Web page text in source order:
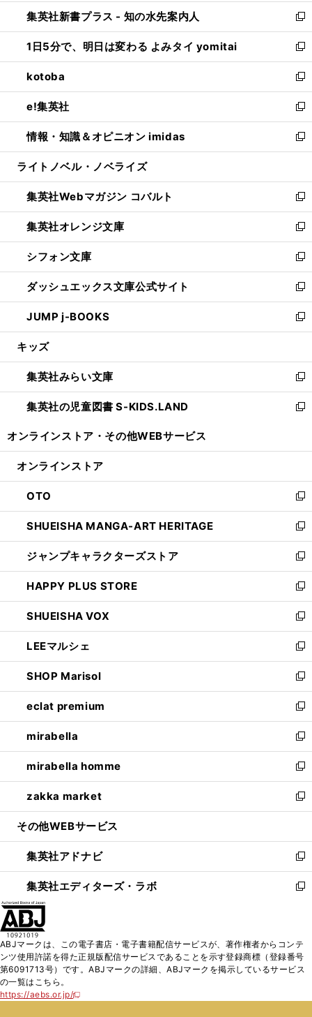
く
ン
ド
ウ
で
開
く
ウ
ィ
ン
ド
ウ
で
開
く
し
い
ウ
ィ
ン
ド
ウ
で
開
く
集英社新書プラス - 知の水先案内人
新
し
い
ウ
ィ
ン
ド
ウ
で
開
1日5分で、明日は変わる よみタイ yomitai
新
し
い
ウ
ィ
ン
ド
ウ
開
く
kotoba
新
し
い
ウ
ィ
ン
ウ
で
開
く
e!集英社
新
し
い
ウ
ン
ド
ウ
で
開
く
情報・知識＆オピニオン imidas
新
し
ウ
ィ
ン
ド
ウ
で
開
く
ライトノベル・ノベライズ
集英社Webマガジン コバルト
新
し
い
ウ
ィ
ン
ド
ウ
で
開
集英社オレンジ文庫
新
し
い
ウ
ィ
ン
ド
ウ
開
く
シフォン文庫
新
し
い
ウ
ィ
ン
ウ
で
開
く
ダッシュエックス文庫公式サイト
新
し
い
ウ
ン
ド
ウ
で
JUMP j-BOOKS
新
し
ウ
ィ
ン
ド
開
キッズ
集英社みらい文庫
新
し
い
ン
ウ
で
開
く
集英社の児童図書 S-KIDS.LAND
新
ウ
ン
ド
ウ
で
開
く
オンラインストア・ その他WEBサービス
オンラインストア
OTO
新
し
い
ウ
ィ
ン
ド
ウ
で
開
く
SHUEISHA MANGA-ART HERITAGE
新
し
い
ウ
ィ
ン
ド
ウ
で
開
く
ジャンプキャラクターズストア
新
し
い
ウ
ィ
ン
ド
ウ
で
開
く
HAPPY PLUS STORE
新
し
い
ウ
ィ
ン
ド
ウ
で
開
く
SHUEISHA VOX
新
し
い
ウ
ィ
ン
ド
ウ
で
開
く
LEEマルシェ
新
し
い
ウ
ィ
ン
ド
ウ
で
開
く
SHOP Marisol
新
し
い
ウ
ィ
ン
ド
ウ
で
開
eclat premium
新
し
い
ウ
ィ
ン
ド
ウ
開
く
mirabella
新
し
い
ウ
ィ
ン
ウ
で
開
く
mirabella homme
新
し
い
ウ
ン
ド
ウ
で
zakka market
新
し
ウ
ィ
ン
ド
く
その他WEBサービス
集英社アドナビ
新
し
い
ド
ウ
で
集英社エディターズ・ラボ
新
ィ
ン
ド
ABJマークは、この電子書店・電子書籍配信サービスが、著作権者からコンテ
ンツ使用許諾を得た正規版配信サービスであることを示す登録商標（登録番号
第6091713号）です。ABJマークの詳細、ABJマークを掲示しているサービス
の一覧はこちら。
https://aebs.or.jp/
新